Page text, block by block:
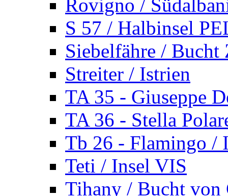
Rovigno /
S 57 / Halbinsel
Siebelfähre / Bucht
Streiter / Istrien
TA 35 - Giuseppe
TA 36 - Stella
Tb 26 - Flamingo /
Teti / Insel VIS
Tihany / Bucht von